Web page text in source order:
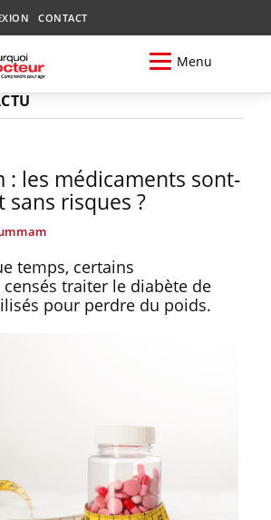
CONTACT
Menu
: les médicaments sont-
risques ?
temps, certains
traiter le diabète de
pour perdre du poids.